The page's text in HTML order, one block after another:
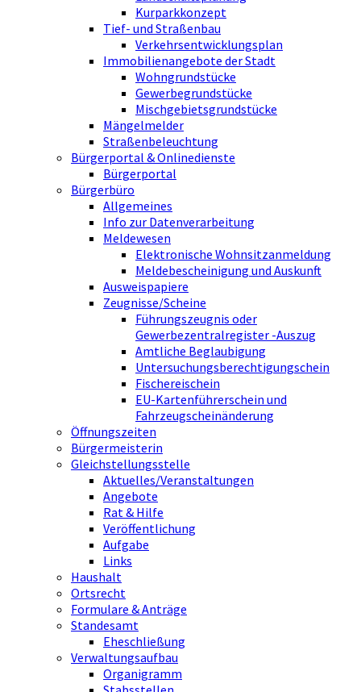
Kurparkkonzept
Tief- und Straßenbau
Verkehrsentwicklungsplan
Immobilienangebote der Stadt
Wohngrundstücke
Gewerbegrundstücke
Mischgebietsgrundstücke
Mängelmelder
Straßenbeleuchtung
Bürgerportal & Onlinedienste
Bürgerportal
Bürgerbüro
Allgemeines
Info zur Datenverarbeitung
Meldewesen
Elektronische Wohnsitzanmeldung
Meldebescheinigung und Auskunft
Ausweispapiere
Zeugnisse/Scheine
Führungszeugnis oder
Gewerbezentralregister -Auszug
Amtliche Beglaubigung
Untersuchungsberechtigungschein
Fischereischein
EU-Kartenführerschein und
Fahrzeugscheinänderung
Öffnungszeiten
Bürgermeisterin
Gleichstellungsstelle
Aktuelles/Veranstaltungen
Angebote
Rat & Hilfe
Veröffentlichung
Aufgabe
Links
Haushalt
Ortsrecht
Formulare & Anträge
Standesamt
Eheschließung
Verwaltungsaufbau
Organigramm